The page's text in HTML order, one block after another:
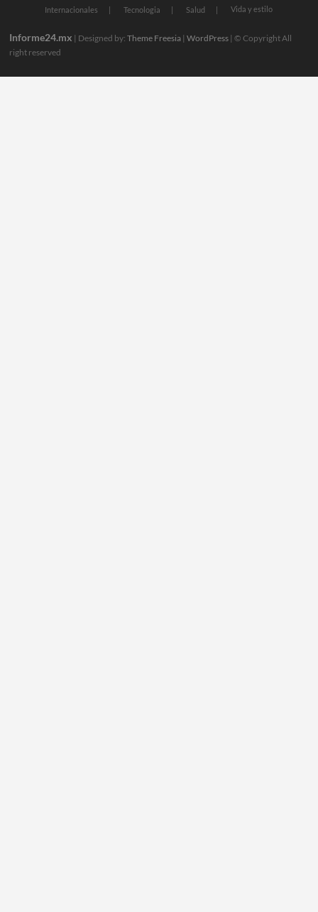
Internacionales
Tecnologia Salud Vida y estilo
Informe24.mx | Designed by:Theme Freesia |WordPress | © Copyright All
right reserved